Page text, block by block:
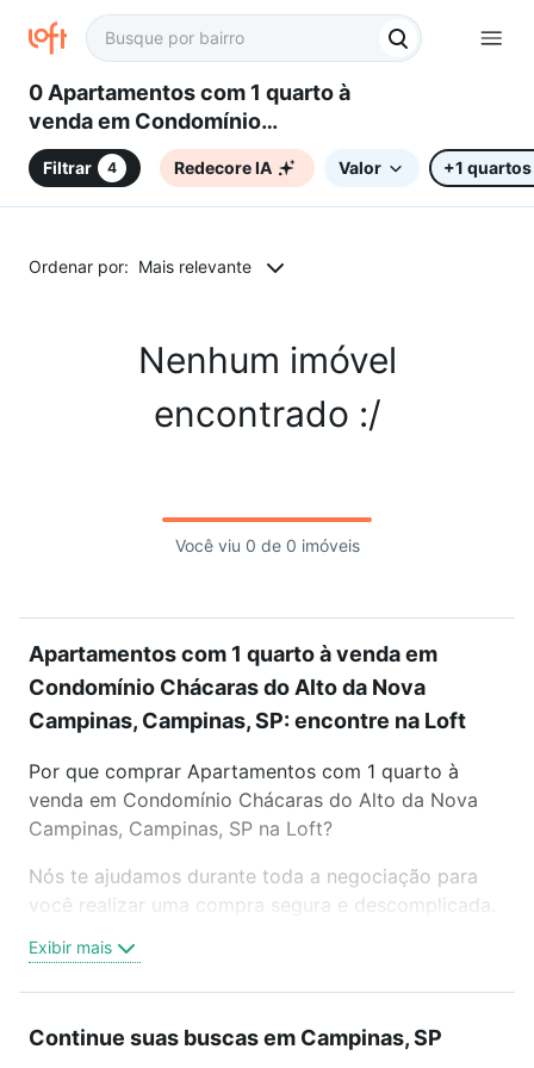
0 Apartamentos com 1 quarto à
venda em Condomínio
Chácaras do Alto da Nova
Campinas, Campinas, SP
Filtrar 4 Redecore IA Valor +1 quartos
Ordenar por: Mais relevante
Nenhum imóvel
encontrado :/
Você viu 0 de 0 imóveis
Apartamentos com 1 quarto à venda em
Condomínio Chácaras do Alto da Nova
Campinas, Campinas, SP: encontre na Loft
Por que comprar Apartamentos com 1 quarto à
venda em Condomínio Chácaras do Alto da Nova
Campinas, Campinas, SP na Loft?
Nós te ajudamos durante toda a negociação para
você realizar uma compra segura e descomplicada.
trabalho e do metrô, aqui você vai encontrar a
oferta ideal de Apartamentos com 1 quarto à venda
Campinas, Campinas, SP para conquistar seu sonho.
Exibir mais
Continue suas buscas em Campinas, SP